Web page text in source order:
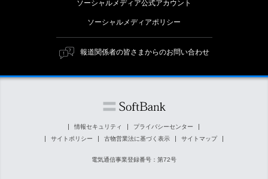
個人投資家の皆さまへ
株式と社債について
ESG方針・体制
マテリアリティ（重要課題）
ESGの主な取り組み
外部評価・イニシアチブ
障がい者採用
ソーシャルメディア公式アカウント
ソーシャルメディアポリシー
報道関係者の皆さまからのお問い合わせ
情報セキュリティ
プライバシーセンター
サイトポリシー
古物営業法に基づく表示 サイトマップ
電気通信事業登録番号：第72号